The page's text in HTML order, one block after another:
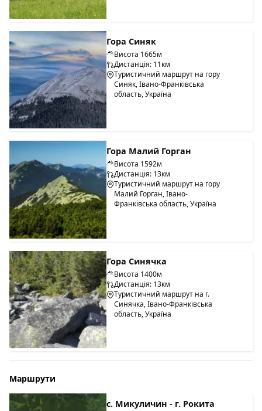
Гора Синяк
Висота 1665м
Дистанція: 11км
Туристичний маршрут на гору
Синяк, Івано-Франківська
область, Україна
Гора Малий Горган
Висота 1592м
Дистанція: 13км
Туристичний маршрут на гору
Малий Горган, Івано-
Франківська область, Україна
Гора Синячка
Висота 1400м
Дистанція: 13км
Туристичний маршрут на г.
Синячка, Івано-Франківська
область, Україна
Маршрути
с. Микуличин - г. Рокита